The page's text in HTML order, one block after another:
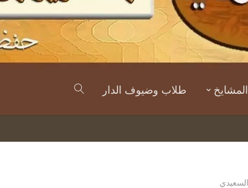
المشايخ طلاب وضيوف الدار
السعيدي